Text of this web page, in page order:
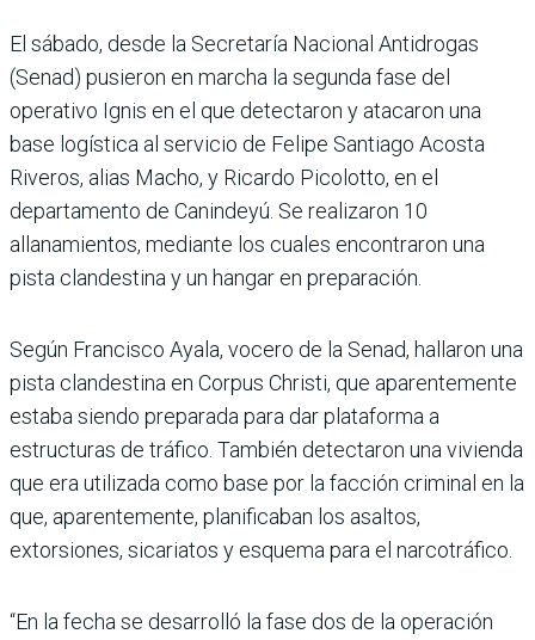
El sábado, desde la Secretaría Nacional Antidrogas
(Senad) pusieron en marcha la segunda fase del
operativo Ignis en el que detectaron y atacaron una
base logística al servicio de Felipe Santiago Acosta
Riveros, alias Macho, y Ricardo Picolotto, en el
departamento de Canindeyú. Se realizaron 10
allanamientos, mediante los cuales encontraron una
pista clandestina y un hangar en preparación.
Según Francisco Ayala, vocero de la Senad, hallaron una
pista clandestina en Corpus Christi, que aparentemente
estaba siendo preparada para dar plataforma a
estructuras de tráfico. También detectaron una vivienda
que era utilizada como base por la facción criminal en la
que, aparentemente, planificaban los asaltos,
extorsiones, sicariatos y esquema para el narcotráfico.
“En la fecha se desarrolló la fase dos de la operación